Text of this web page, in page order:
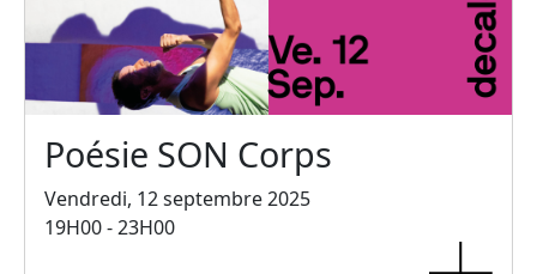
Poésie SON Corps
Vendredi, 12 septembre 2025
19H00 - 23H00